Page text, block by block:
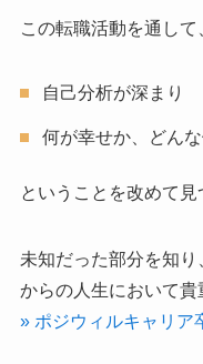
この転職活動を通して
自己分析が深まり
何が幸せか、どん
ということを改めて見
未知だった部分を知
からの人生において貴
» ポジウィルキャリア